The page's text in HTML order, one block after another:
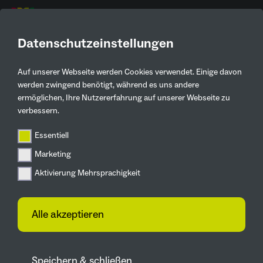
Datenschutzeinstellungen
Auf unserer Webseite werden Cookies verwendet. Einige davon
werden zwingend benötigt, während es uns andere
ermöglichen, Ihre Nutzererfahrung auf unserer Webseite zu
verbessern.
Essentiell
Marketing
Aktivierung Mehrsprachigkeit
Alle akzeptieren
Aktuelles
Zurück
Zukunftsgärten
Spatenstich für
Landschaftspark
Viktoria